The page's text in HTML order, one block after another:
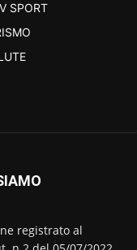
SPORT
registrato al